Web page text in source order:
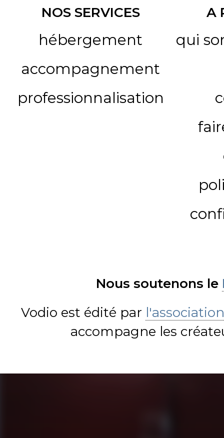
NOS SERVICES
hébergement
accompagnement
professionnalisation
A
qui